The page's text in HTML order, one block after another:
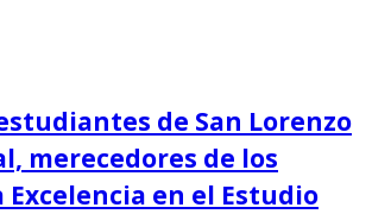
de San Lorenzo
merecedores de los
Excelencia en el Estudio